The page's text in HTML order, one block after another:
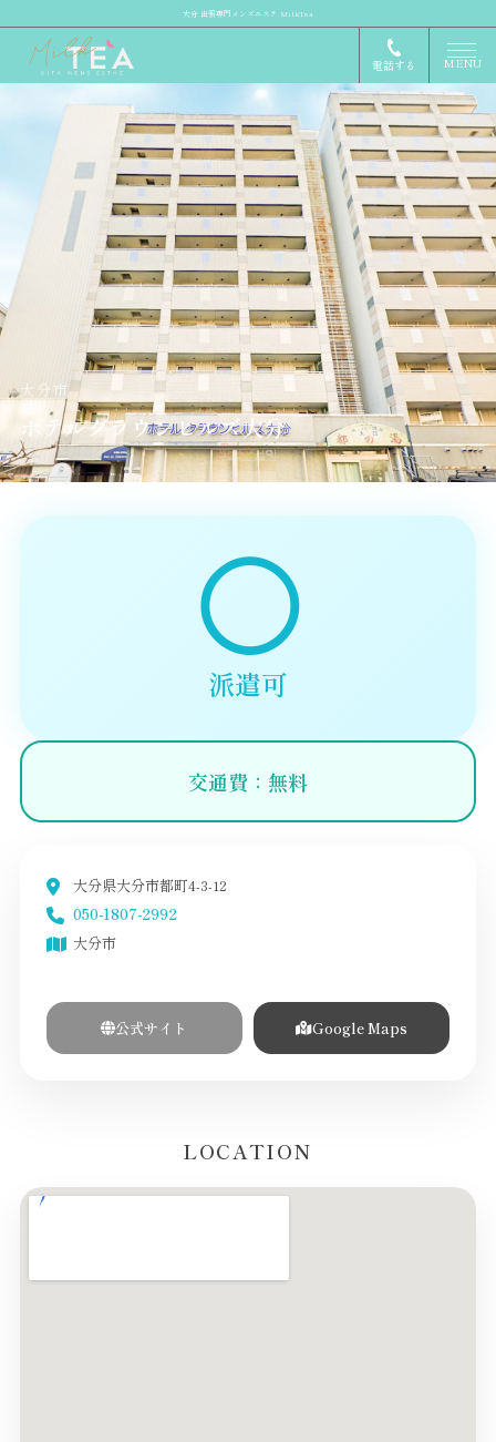
大分 出張専門メンズエステ MilkTea
電話する MENU
大分市
ホテルクラウンヒルズ大分
◯
派遣可
交通費：無料
大分県大分市都町4-3-12
050-1807-2992
大分市
公式サイト Google Maps
LOCATION